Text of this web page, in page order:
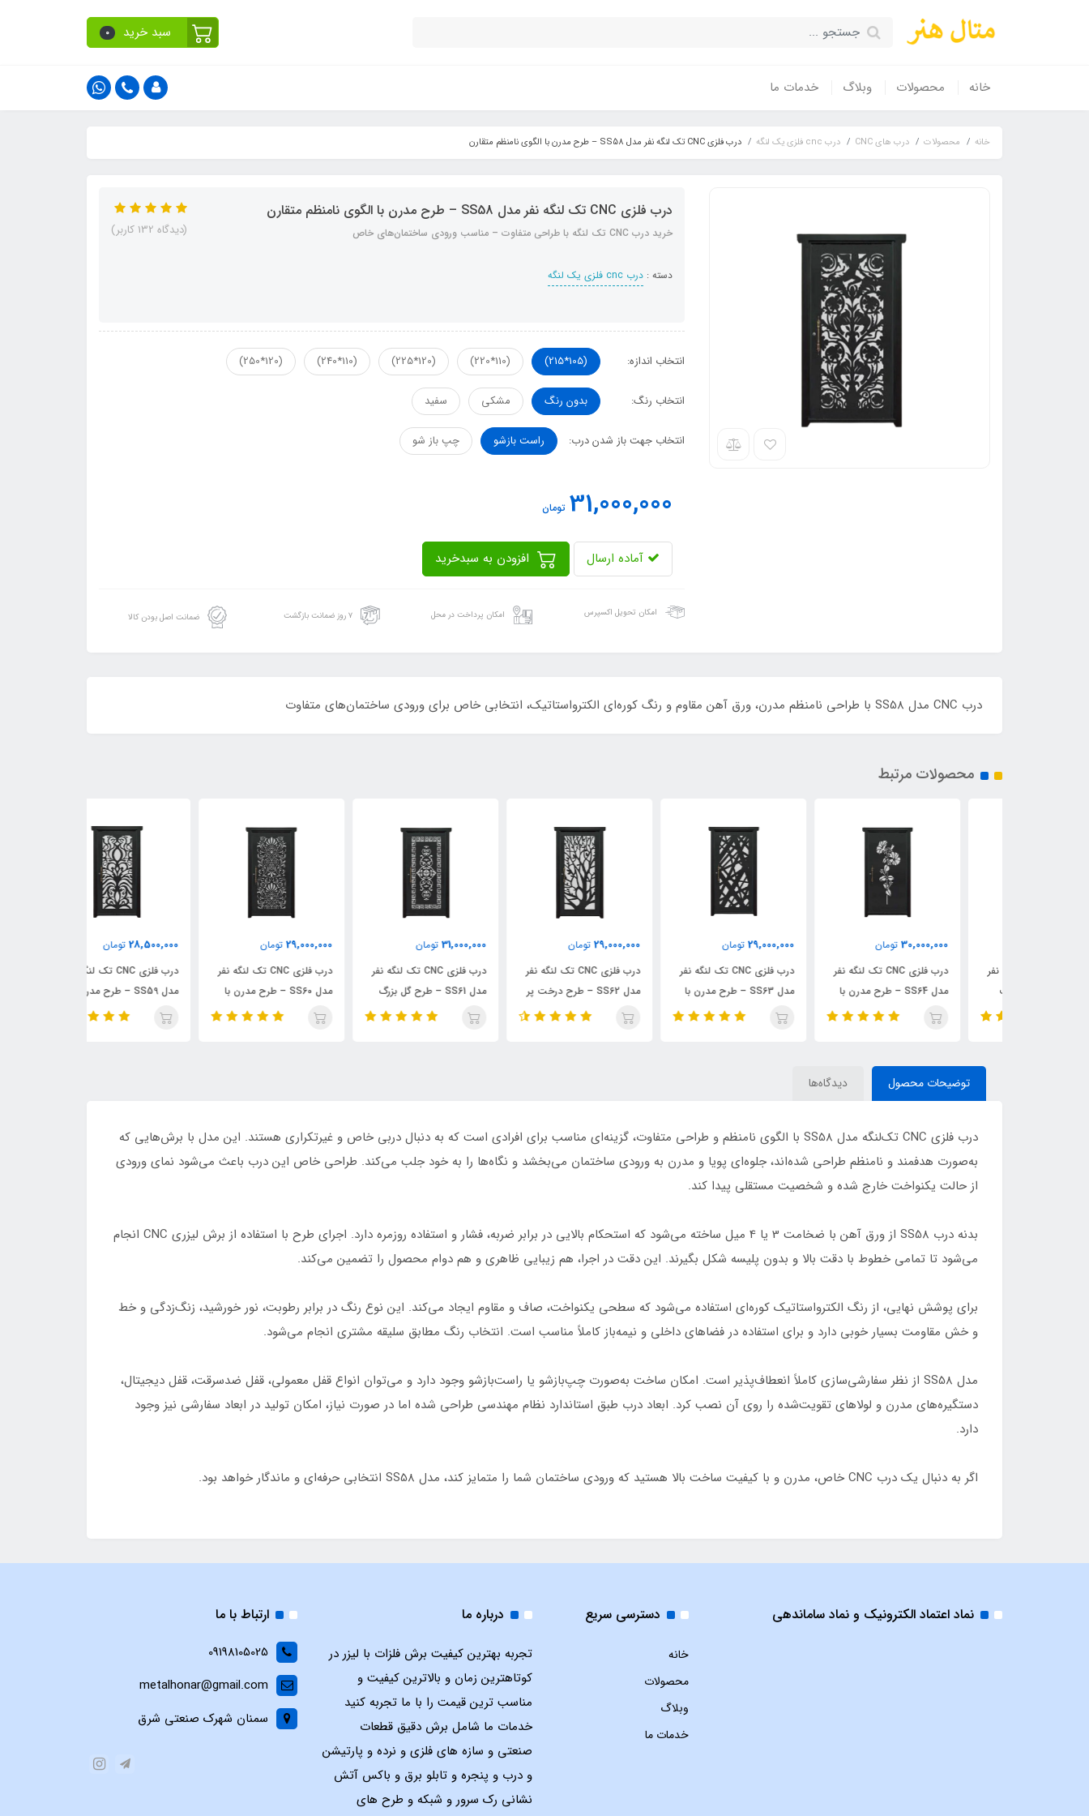
سبد خرید 0
خانه محصولات وبلاگ خدمات ما
خانه محصولات درب های CNC درب cnc فلزی یک لنگه درب فلزی CNC تک لنگه نفر مدل SS58 – طرح مدرن با الگوی نامنظم متقارن
درب فلزی CNC تک لنگه نفر مدل SS58 – طرح مدرن با الگوی نامنظم متقارن
خرید درب CNC تک لنگه با طراحی متفاوت – مناسب ورودی ساختمان‌های خاص
دسته : درب cnc فلزی یک لنگه
(دیدگاه 132 کاربر)
انتخاب اندازه: (105*215)
(110*220)
(120*225)
(110*240)
(120*250)
انتخاب رنگ: بدون رنگ مشکی سفید
انتخاب جهت باز شدن درب: راست بازشو چپ باز شو
31,000,000 تومان
آماده ارسال
امکان تحویل اکسپرس امکان پرداخت در محل ۷ روز ضمانت بازگشت ضمانت اصل بودن کالا
درب CNC مدل SS58 با طراحی نامنظم مدرن، ورق آهن مقاوم و رنگ کوره‌ای الکترواستاتیک، انتخابی خاص برای ورودی ساختمان‌های متفاوت
محصولات مرتبط
30,000,000 تومان
درب فلزی CNC تک لنگه نفر
مدل SS64 – طرح مدرن با
الگوی گل زیبا
29,000,000 تومان
درب فلزی CNC تک لنگه نفر
مدل SS63 – طرح مدرن با
قاب خاص و خطوط مینیمال
29,000,000 تومان
درب فلزی CNC تک لنگه نفر
مدل SS62 – طرح درخت پر
شاخه و برگ
31,000,000 تومان
درب فلزی CNC تک لنگه نفر
مدل SS61 – طرح گل بزرگ
عمودی
29,000,000 تومان
درب فلزی CNC تک لنگه نفر
مدل SS60 – طرح مدرن با
قاب‌بندی هندسی
28,500,000 تومان
درب فلزی CNC تک لنگه نفر
مدل SS59 – طرح مدرن
نامنظم
توضیحات محصول دیدگاه‌ها
درب فلزی CNC تک‌لنگه مدل SS58 با الگوی نامنظم و طراحی متفاوت، گزینه‌ای مناسب برای افرادی است که به دنبال دربی خاص و غیرتکراری هستند. این مدل با برش‌هایی که
به‌صورت هدفمند و نامنظم طراحی شده‌اند، جلوه‌ای پویا و مدرن به ورودی ساختمان می‌بخشد و نگاه‌ها را به خود جلب می‌کند. طراحی خاص این درب باعث می‌شود نمای ورودی
از حالت یکنواخت خارج شده و شخصیت مستقلی پیدا کند.
بدنه درب SS58 از ورق آهن با ضخامت 3 یا 4 میل ساخته می‌شود که استحکام بالایی در برابر ضربه، فشار و استفاده روزمره دارد. اجرای طرح با استفاده از برش لیزری CNC انجام
می‌شود تا تمامی خطوط با دقت بالا و بدون پلیسه شکل بگیرند. این دقت در اجرا، هم زیبایی ظاهری و هم دوام محصول را تضمین می‌کند.
برای پوشش نهایی، از رنگ الکترواستاتیک کوره‌ای استفاده می‌شود که سطحی یکنواخت، صاف و مقاوم ایجاد می‌کند. این نوع رنگ در برابر رطوبت، نور خورشید، زنگ‌زدگی و خط
و خش مقاومت بسیار خوبی دارد و برای استفاده در فضاهای داخلی و نیمه‌باز کاملاً مناسب است. انتخاب رنگ مطابق سلیقه مشتری انجام می‌شود.
مدل SS58 از نظر سفارشی‌سازی کاملاً انعطاف‌پذیر است. امکان ساخت به‌صورت چپ‌بازشو یا راست‌بازشو وجود دارد و می‌توان انواع قفل معمولی، قفل ضدسرقت، قفل دیجیتال،
دستگیره‌های مدرن و لولاهای تقویت‌شده را روی آن نصب کرد. ابعاد درب طبق استاندارد نظام مهندسی طراحی شده اما در صورت نیاز، امکان تولید در ابعاد سفارشی نیز وجود
دارد.
اگر به دنبال یک درب CNC خاص، مدرن و با کیفیت ساخت بالا هستید که ورودی ساختمان شما را متمایز کند، مدل SS58 انتخابی حرفه‌ای و ماندگار خواهد بود.
نماد اعتماد الکترونیک و نماد ساماندهی دسترسی سریع
خانه
محصولات
وبلاگ
خدمات ما
درباره ما
تجربه بهترین کیفیت برش فلزات با لیزر در
کوتاهترین زمان و بالاترین کیفیت و
مناسب ترین قیمت را با ما تجربه کنید
خدمات ما شامل برش دقیق قطعات
صنعتی و سازه های فلزی و نرده و پارتیشن
و درب و پنجره و تابلو برق و باکس آتش
نشانی رک سرور و شبکه و طرح های
ارتباط با ما
09198105025
metalhonar@gmail.com
سمنان شهرک صنعتی شرق